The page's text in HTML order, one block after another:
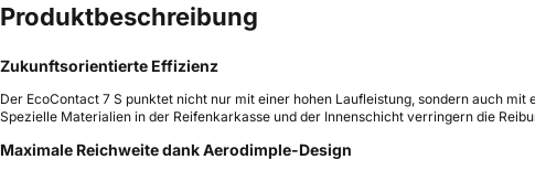
Produktbeschreibung
Zukunftsorientierte Effizienz
Der EcoContact 7 S punktet nicht nur mit einer hohen Laufleistung, sondern auch
Spezielle Materialien in der Reifenkarkasse und der Innenschicht verringern die
Maximale Reichweite dank Aerodimple-Design